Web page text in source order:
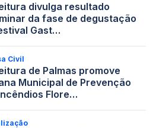
divulga resultado
da fase de degustação
Gast…
Civil
de Palmas promove
Municipal de Prevenção
Flore…